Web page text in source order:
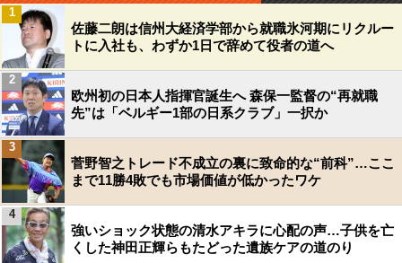
佐藤二朗は信州大経済学部から就職氷河期にリクルー
トに入社も、わずか1日で辞めて役者の道へ
1
欧州初の日本人指揮官誕生へ 森保一監督の“再就職
先”は「ベルギー1部の日系クラブ」一択か
2
菅野智之トレード不成立の裏に致命的な“前科”…ここ
まで11勝4敗でも市場価値が低かったワケ
3
強いショック状態の清水アキラに心配の声…子供を亡
くした神田正輝らもたどった遺族ケアの道のり
4